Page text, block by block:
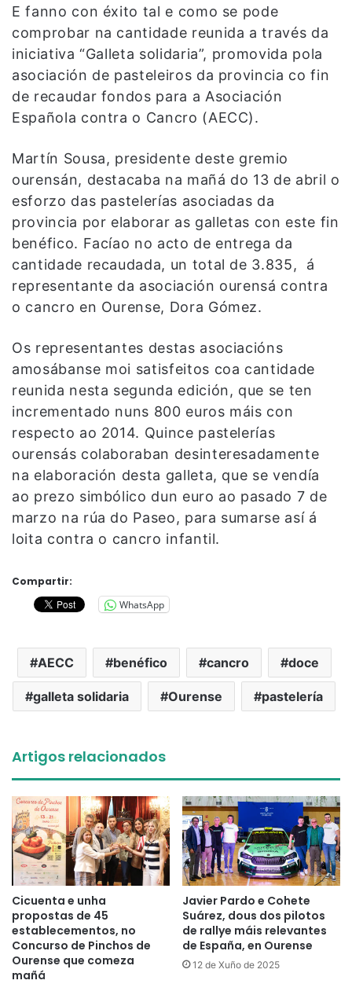
E fanno con éxito tal e como se pode
comprobar na cantidade reunida a través da
iniciativa “Galleta solidaria”, promovida pola
asociación de pasteleiros da provincia co fin
de recaudar fondos para a Asociación
Española contra o Cancro (AECC).
Martín Sousa, presidente deste gremio
ourensán, destacaba na mañá do 13 de abril o
esforzo das pastelerías asociadas da
provincia por elaborar as galletas con este fin
benéfico. Facíao no acto de entrega da
cantidade recaudada, un total de 3.835, á
representante da asociación ourensá contra
o cancro en Ourense, Dora Gómez.
Os representantes destas asociacións
amosábanse moi satisfeitos coa cantidade
reunida nesta segunda edición, que se ten
incrementado nuns 800 euros máis con
respecto ao 2014. Quince pastelerías
ourensás colaboraban desinteresadamente
na elaboración desta galleta, que se vendía
ao prezo simbólico dun euro ao pasado 7 de
marzo na rúa do Paseo, para sumarse así á
loita contra o cancro infantil.
Compartir:
WhatsApp
AECC benéfico cancro doce
galleta solidaria Ourense pastelería
Artigos relacionados
Cicuenta e unha
propostas de 45
establecementos, no
Concurso de Pinchos de
Ourense que comeza
mañá
Javier Pardo e Cohete
Suárez, dous dos pilotos
de rallye máis relevantes
de España, en Ourense
12 de Xuño de 2025